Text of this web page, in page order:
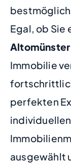
Egal, ob Sie
Immobilie
perfekten
ausgewählt